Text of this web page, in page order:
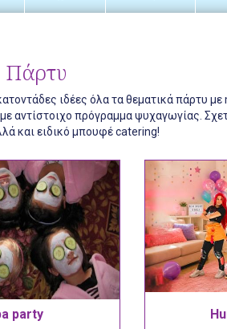
Πάρτυ
ιδέες όλα τα θεματικά πάρτυ
αντίστοιχο πρόγραμμα ψυχαγωγίας.
και ειδικό μπουφέ catering!
party